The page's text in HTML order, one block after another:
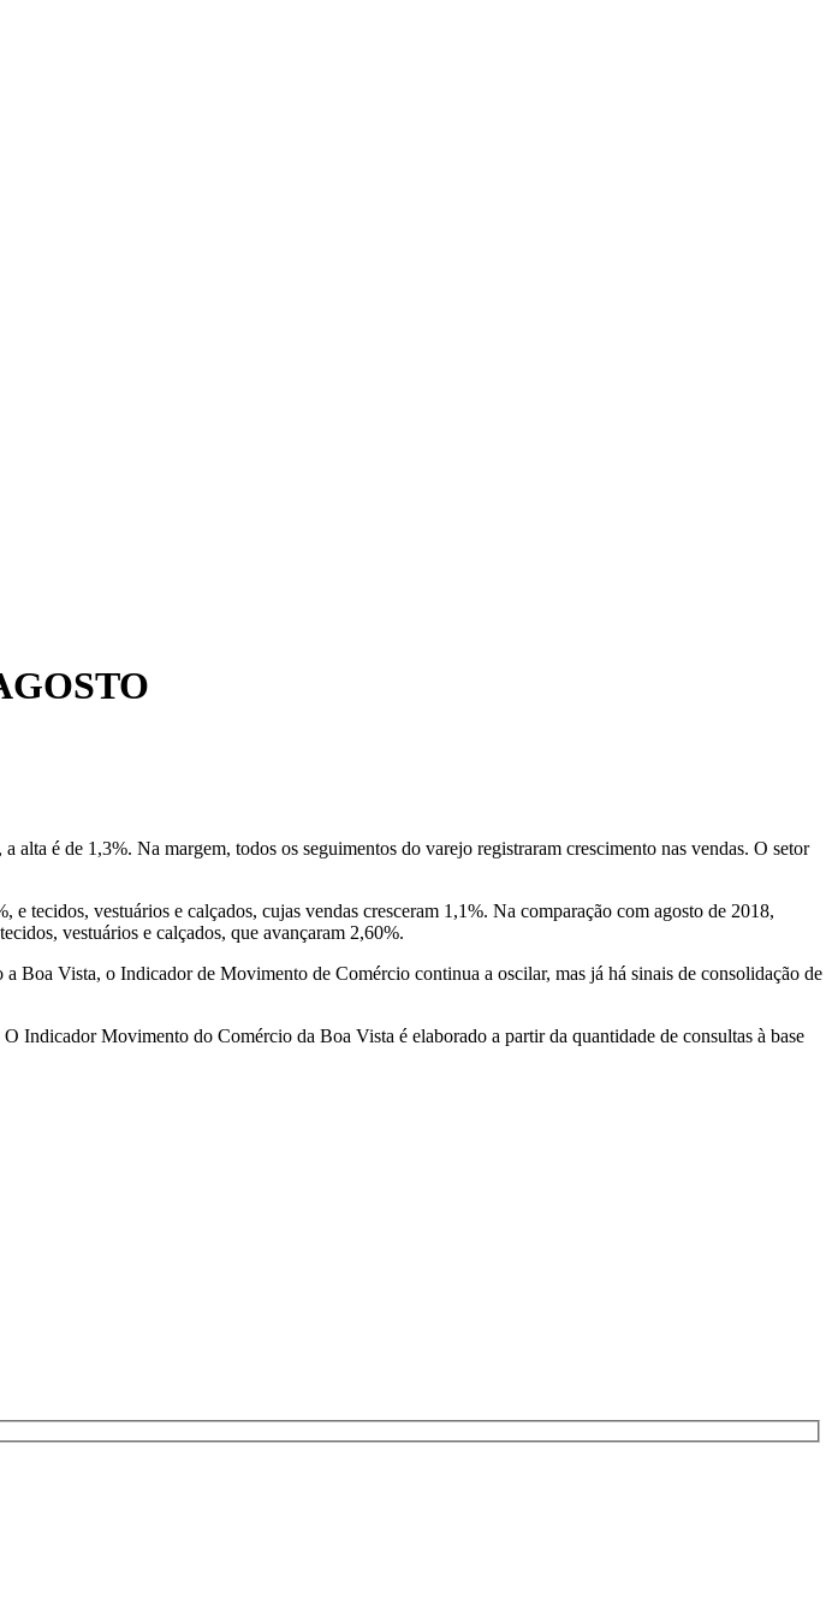
é de 1,3%. Na margem, todos os seguimentos do varejo registraram crescimento nas vendas. O setor
tecidos, vestuários e calçados, cujas vendas cresceram 1,1%. Na comparação com agosto de 2018,
vestuários e calçados, que avançaram 2,60%.
Boa Vista, o Indicador de Movimento de Comércio continua a oscilar, mas já há sinais de consolidação de
Indicador Movimento do Comércio da Boa Vista é elaborado a partir da quantidade de consultas à base